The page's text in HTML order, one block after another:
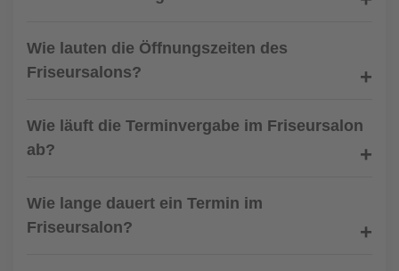
Wie lauten die Öffnungszeiten des
Friseursalons?
Wie läuft die Terminvergabe im Friseursalon
ab?
Wie lange dauert ein Termin im
Friseursalon?